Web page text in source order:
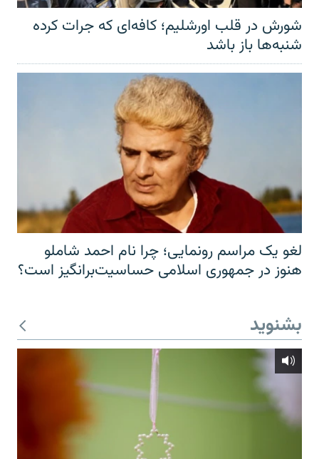
شورش در قلب اورشلیم؛ کافه‌ای که جرات کرده
شنبه‌ها باز باشد
لغو یک مراسم رونمایی؛ چرا نام احمد شاملو
هنوز در جمهوری اسلامی حساسیت‌برانگیز است؟
بشنوید